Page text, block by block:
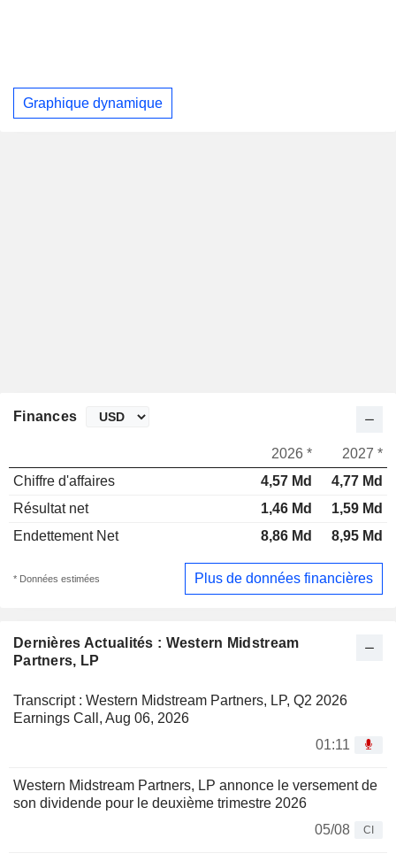
Graphique dynamique
Dernières Actualités : Western Midstream
Partners, LP
Transcript : Western Midstream Partners, LP, Q2 2026
Earnings Call, Aug 06, 2026
01:11
Western Midstream Partners, LP annonce le versement de
son dividende pour le deuxième trimestre 2026
05/08
CI
Finances
2026 *
2027 *
Chiffre d'affaires
4,57 Md
4,77 Md
Résultat net
1,46 Md
1,59 Md
Endettement Net
8,86 Md 8,95 Md
* Données estimées Plus de données financières